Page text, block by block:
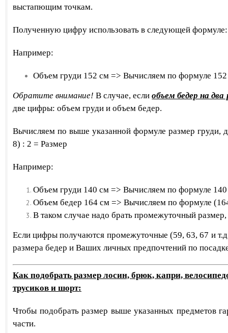
выстапющим точкам.
Полученную цифру использовать в следующей
Например:
Объем груди 152 см => Вычисляем по формуле
Обратите внимание! В случае, еслиобъем бедер на
две цифры: объем груди и объем бедер.
Вычисляем по выше указанной формуле размер
8) : 2 = Размер
Например:
Объем груди 140 см => Вычисляем по формуле 140
Объем бедер 164 см => Вычисляем по формуле
В таком случае надо брать промежуточный размер,
​Если цифры получаются промежуточные (59, 63, 67 и
размера бедер и Ваших личных предпочтений по
Как подобрать размер лосин, брюк, капри,
трусиков и шорт:
Чтобы подобрать размер выше указанных предметов
части.